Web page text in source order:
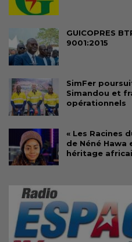
GUICOPRES
9001:2015
SimFer
Simandou et
opérationnels
« Les Racines
de Néné
héritage